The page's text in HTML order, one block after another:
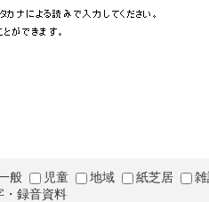
般 児童 地域 紙芝居
・録音資料